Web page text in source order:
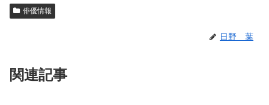
俳優情報
日野 葉
関連記事